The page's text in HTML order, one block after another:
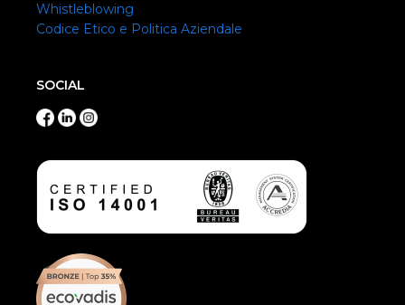
Whistleblowing
Codice Etico e Politica Aziendale
SOCIAL